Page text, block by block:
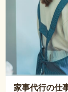
家事代行の仕